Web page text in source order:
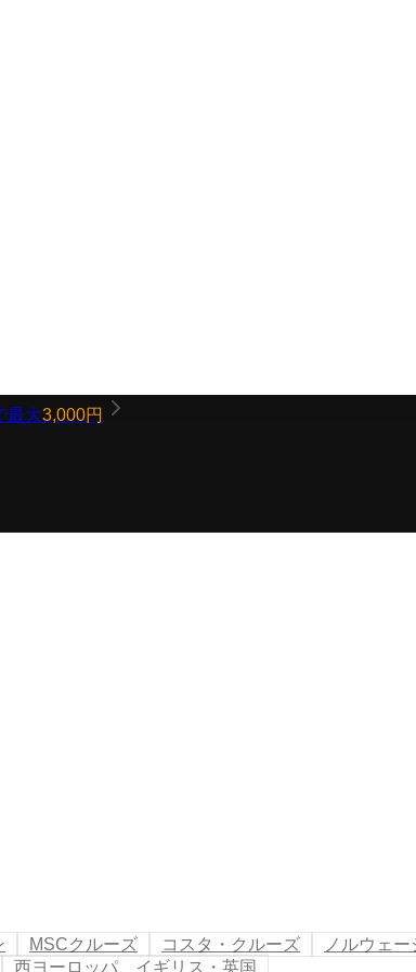
最大3,000円
MSCクルーズ コスタ・クルーズ ノルウェ
西ヨーロッパ、イギリス・英国